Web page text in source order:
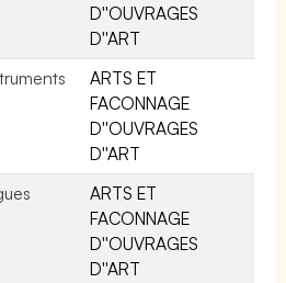
D''OUVRAGES
D''ART
ARTS ET
FACONNAGE
D''OUVRAGES
D''ART
ARTS ET
FACONNAGE
D''OUVRAGES
D''ART